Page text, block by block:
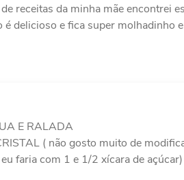
receitas da minha mãe encontrei
delicioso e fica super molhadinho
E RALADA
( não gosto muito de
faria com 1 e 1/2 xícara de açúcar)